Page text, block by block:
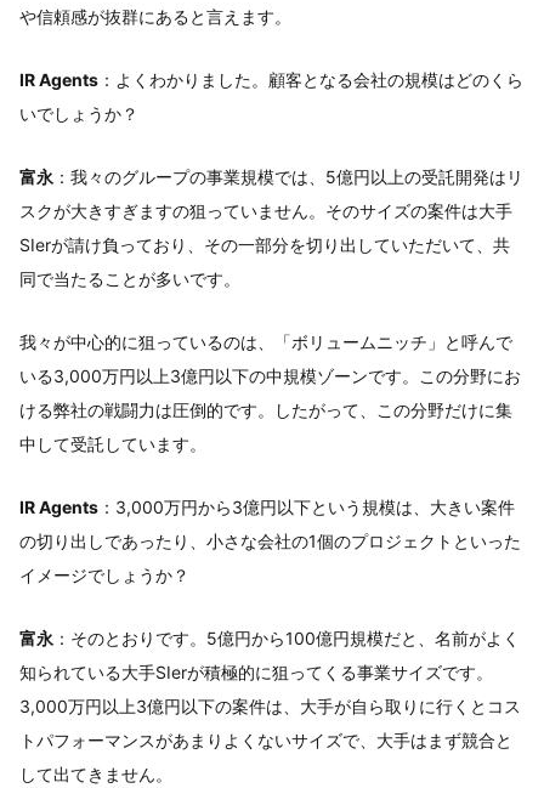
や信頼感が抜群にあると言えます。
IR Agents ：よくわかりました。顧客となる会社の規模はどのくら
いでしょうか？
富永 ：我々のグループの事業規模では、5億円以上の受託開発はリ
スクが大きすぎますの狙っていません。そのサイズの案件は大手
SIerが請け負っており、その一部分を切り出していただいて、共
同で当たることが多いです。
我々が中心的に狙っているのは、「ボリュームニッチ」と呼んで
いる3,000万円以上3億円以下の中規模ゾーンです。この分野にお
ける弊社の戦闘力は圧倒的です。したがって、この分野だけに集
中して受託しています。
IR Agents ：3,000万円から3億円以下という規模は、大きい案件
の切り出しであったり、小さな会社の1個のプロジェクトといった
イメージでしょうか？
富永 ：そのとおりです。5億円から100億円規模だと、名前がよく
知られている大手SIerが積極的に狙ってくる事業サイズです。
3,000万円以上3億円以下の案件は、大手が自ら取りに行くとコス
トパフォーマンスがあまりよくないサイズで、大手はまず競合と
して出てきません。